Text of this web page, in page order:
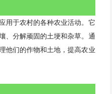
用于农村的各种农业活动。它
、分解顽固的土埂和杂草。通
他们的作物和土地，提高农业